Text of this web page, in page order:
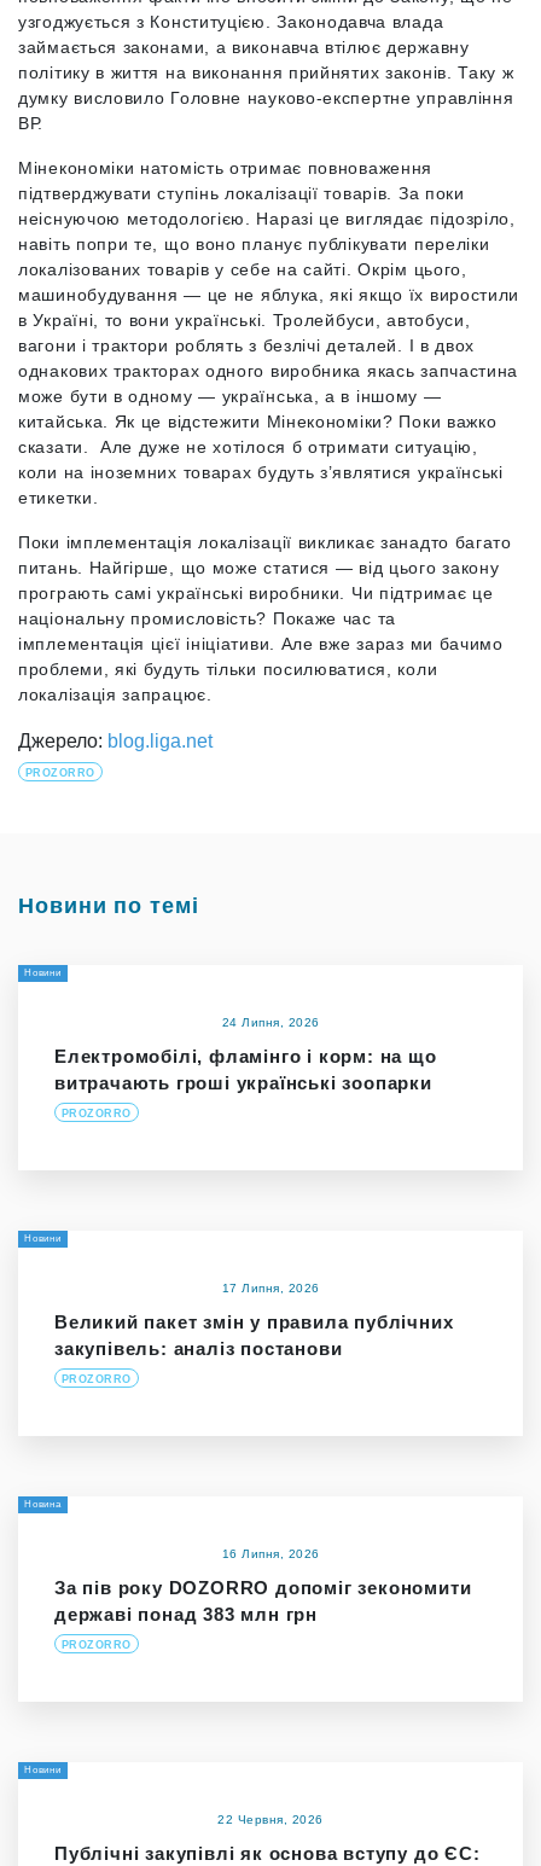
узгоджується з Конституцією.Законодавча влада
займається законами, а виконавча втілює державну
політику в життя на виконання прийнятих законів. Таку ж
думку висловило Головне науково-експертне управління
ВР.
Мінекономіки натомість отримає повноваження
підтверджувати ступінь локалізації товарів. За поки
неіснуючою методологією. Наразі це виглядає підозріло,
навіть попри те, що воно планує публікувати переліки
локалізованих товарів у себе на сайті. Окрім цього,
машинобудування— це не яблука, які якщо їх виростили
в Україні, то вони українські. Тролейбуси, автобуси,
вагони і трактори роблять з безлічі деталей. І в двох
однакових тракторах одного виробника якась запчастина
може бути в одному — українська, а в іншому —
китайська. Як це відстежити Мінекономіки? Поки важко
сказати. Але дуже не хотілося б отримати ситуацію,
коли на іноземних товарах будуть з’являтися українські
етикетки.
Поки імплементація локалізації викликає занадто багато
питань. Найгірше, що може статися — від цього закону
програють самі українські виробники. Чи підтримає це
національну промисловість? Покаже час та
імплементація цієї ініціативи. Але вже зараз ми бачимо
проблеми, які будуть тільки посилюватися, коли
локалізація запрацює.
Джерело: blog.liga.net
PROZORRO
Новини по темі
Новини
24 Липня, 2026
Електромобілі, фламінго і корм: на що
витрачають гроші українські зоопарки
PROZORRO
Новини
17 Липня, 2026
Великий пакет змін у правила публічних
закупівель: аналіз постанови
PROZORRO
Новина
16 Липня, 2026
За пів року DOZORRO допоміг зекономити
державі понад 383 млн грн
PROZORRO
Новини
22 Червня, 2026
Публічні закупівлі як основа вступу до ЄС: